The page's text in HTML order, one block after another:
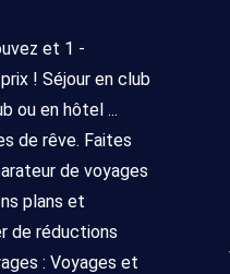
et 1 -
! Séjour en club
ou en hôtel ...
de rêve. Faites
de voyages
plans et
de réductions
: Voyages et